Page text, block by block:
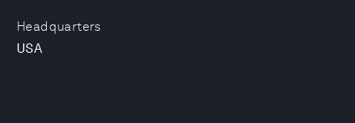
Headquarters
USA